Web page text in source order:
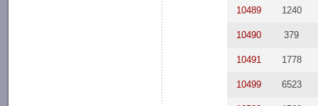
10489 1240
10490 379
10491 1778
10499 6523